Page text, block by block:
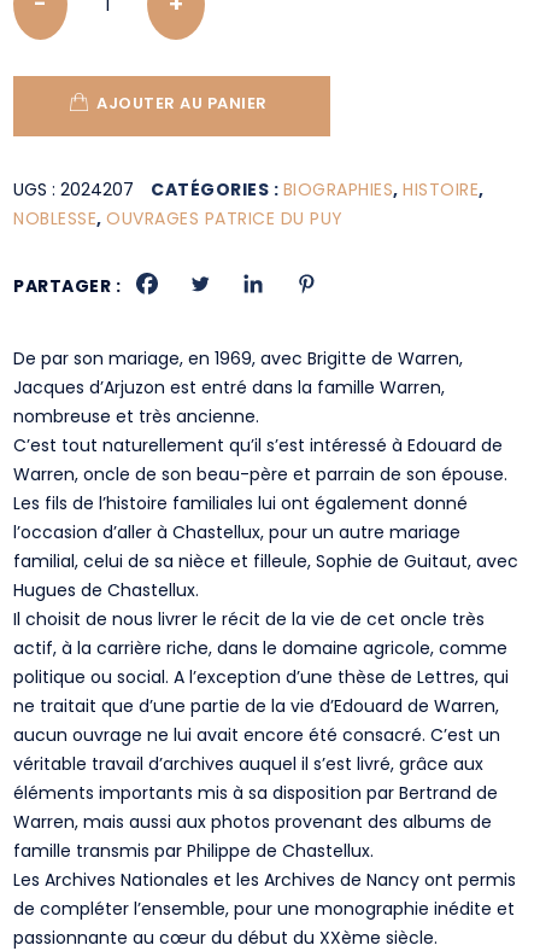
AJOUTER AU PANIER
UGS :2024207 CATÉGORIES : BIOGRAPHIES,HISTOIRE,
NOBLESSE,OUVRAGES PATRICE DU PUY
PARTAGER :
De par son mariage, en 1969, avec Brigitte de Warren,
Jacques d’Arjuzon est entré dans la famille Warren,
nombreuse et très ancienne.
C’est tout naturellement qu’il s’est intéressé à Edouard de
Warren, oncle de son beau-père et parrain de son épouse.
Les fils de l’histoire familiales lui ont également donné
l’occasion d’aller à Chastellux, pour un autre mariage
familial, celui de sa nièce et filleule, Sophie de Guitaut, avec
Hugues de Chastellux.
Il choisit de nous livrer le récit de la vie de cet oncle très
actif, à la carrière riche, dans le domaine agricole, comme
politique ou social. A l’exception d’une thèse de Lettres, qui
ne traitait que d’une partie de la vie d’Edouard de Warren,
aucun ouvrage ne lui avait encore été consacré. C’est un
véritable travail d’archives auquel il s’est livré, grâce aux
éléments importants mis à sa disposition par Bertrand de
Warren, mais aussi aux photos provenant des albums de
famille transmis par Philippe de Chastellux.
Les Archives Nationales et les Archives de Nancy ont permis
de compléter l’ensemble, pour une monographie inédite et
passionnante au cœur du début du XXème siècle.